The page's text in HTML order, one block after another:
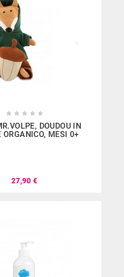
    
DOUDOU IN
ORGANICO, MESI 0+
27,90 €